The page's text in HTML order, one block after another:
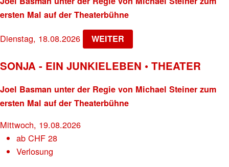
ersten Mal auf der Theaterbühne
Dienstag, 18.08.2026 WEITER
SONJA - EIN JUNKIELEBEN • THEATER
Joel Basman unter der Regie von Michael Steiner zum
ersten Mal auf der Theaterbühne
Mittwoch, 19.08.2026
abCHF 28
Verlosung